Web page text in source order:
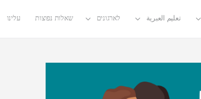
تعليم العبرية לארגונים שאלות נפוצות עלינו